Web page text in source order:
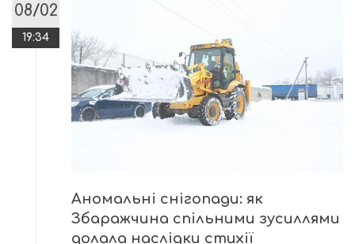
08/02
19:34
Аномальні снігопади: як
Збаражчина спільними зусиллями
долала наслідки стихії